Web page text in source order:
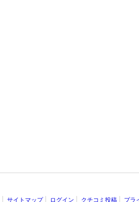
サイトマップ ログイン クチコミ投稿 プラ